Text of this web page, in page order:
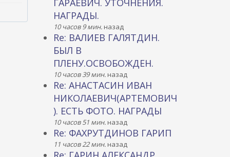
ГАРАЕВИЧ. УТОЧНЕНИЯ.
НАГРАДЫ.
10 часов 9 мин.назад
Re: ВАЛИЕВ ГАЛЯТДИН.
БЫЛ В
ПЛЕНУ.ОСВОБОЖДЕН.
10 часов 39 мин.назад
Re: АНАСТАСИН ИВАН
НИКОЛАЕВИЧ(АРТЕМОВИЧ
). ЕСТЬ ФОТО. НАГРАДЫ
10 часов 51 мин.назад
Re: ФАХРУТДИНОВ ГАРИП
11 часов 22 мин.назад